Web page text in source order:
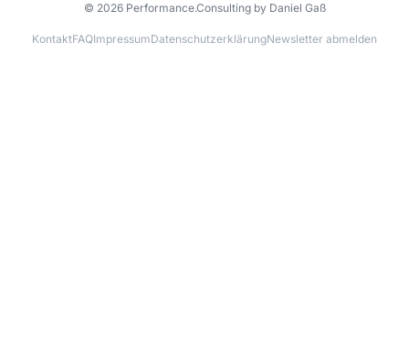
© 2026 Performance.Consulting by Daniel Gaß
KontaktFAQImpressumDatenschutzerklärungNewsletter abmelden